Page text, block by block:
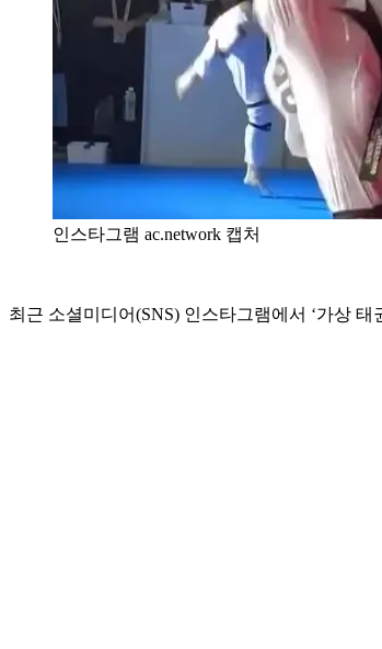
인스타그램 ac.network 캡처
최근 소셜미디어(SNS) 인스타그램에서 ‘가상